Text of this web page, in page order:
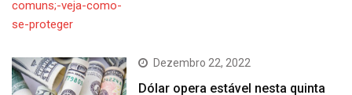
Dezembro 22, 2022
Dólar opera estável nesta quinta